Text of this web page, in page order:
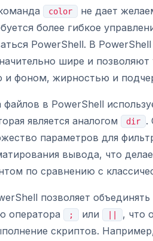
color
не дает
более гибкое
PowerShell. В
шире и позволяют
и фоном, жирностью и
в PowerShell
является аналогом dir
.
параметров для
вывода, что
по сравнению с
позволяет
оператора
; или
, что
скриптов.